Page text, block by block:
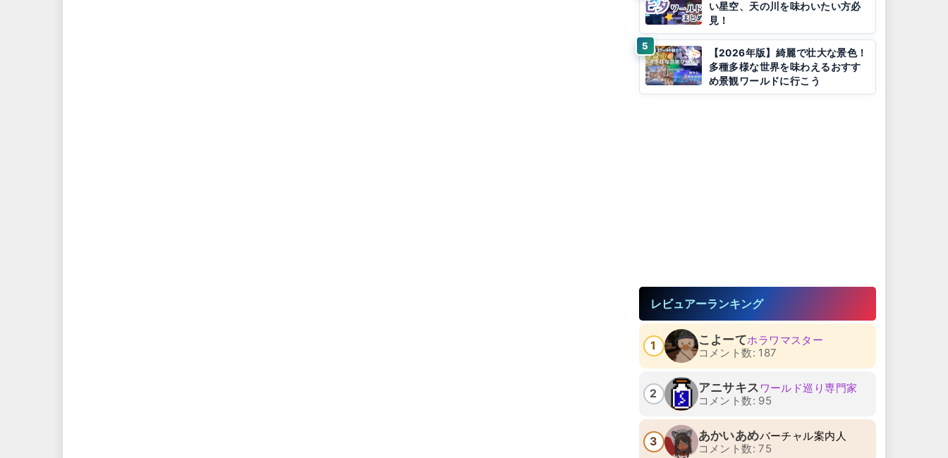
い星空、天の川を味わいたい方必
見！
【2026年版】綺麗で壮大な景色！
多種多様な世界を味わえるおすす
め景観ワールドに行こう
レビュアーランキング
1 こよーてホラワマスター
コメント数: 187
2 アニサキス ワールド巡り専門家
コメント数: 95
3 あかいあめバーチャル案内人
コメント数: 75